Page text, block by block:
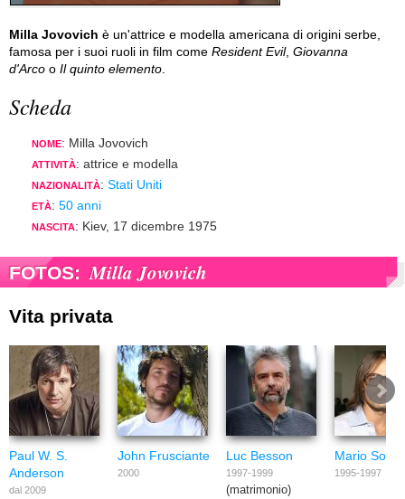
Milla Jovovich è un'attrice e modella americana di origini serbe,
famosa per i suoi ruoli in film come Resident Evil, Giovanna
d'Arco o Il quinto elemento
Scheda
NOME: Milla Jovovich
ATTIVITÀ: attrice e modella
NAZIONALITÀ: Stati Uniti
ETÀ: 50 anni
NASCITA: Kiev, 17 dicembre 1975
FOTOS: Milla Jovovich
Vita privata
Paul W. S.
Anderson
dal 2009
John Frusciante
2000
Luc Besson
1997-1999
(matrimonio)
Mario
1995-1997